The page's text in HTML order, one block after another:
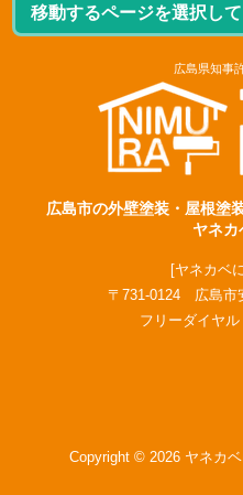
広島県知事
広島市の外壁塗装・屋根塗
ヤネカ
[ヤネカベ
〒731-0124 広島市
フリーダイヤル
Copyright © 2026 ヤネカ